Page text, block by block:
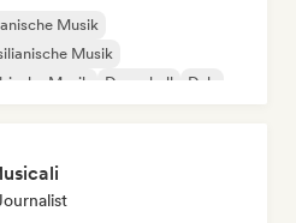
Musik
Musik
Musik Dancehall Dub